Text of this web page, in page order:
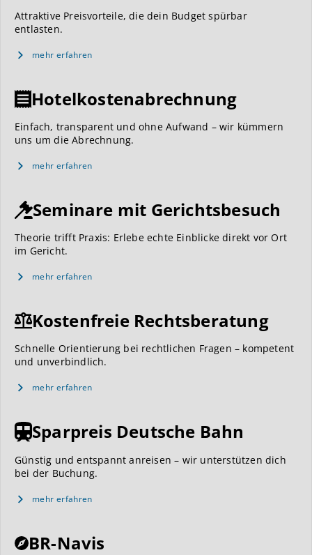
Attraktive Preisvorteile, die dein Budget spürbar
entlasten.
mehr erfahren
Hotelkostenabrechnung
Einfach, transparent und ohne Aufwand – wir kümmern
uns um die Abrechnung.
mehr erfahren
Seminare mit Gerichtsbesuch
Theorie trifft Praxis: Erlebe echte Einblicke direkt vor Ort
im Gericht.
mehr erfahren
Kostenfreie Rechtsberatung
Schnelle Orientierung bei rechtlichen Fragen – kompetent
und unverbindlich.
mehr erfahren
Sparpreis Deutsche Bahn
Günstig und entspannt anreisen – wir unterstützen dich
bei der Buchung.
mehr erfahren
BR-Navis